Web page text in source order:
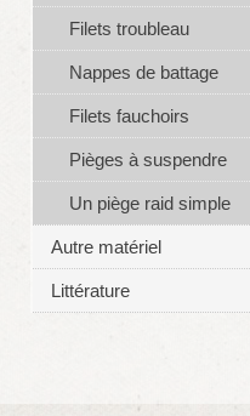
Filets troubleau
Nappes de battage
Filets fauchoirs
Pièges à suspendre
Un piège raid simple
Autre matériel
Littérature